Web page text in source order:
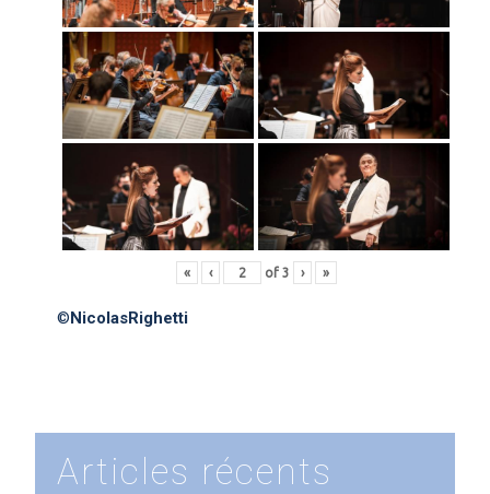
« ‹ of 3 › »
©NicolasRighetti
Articles récents